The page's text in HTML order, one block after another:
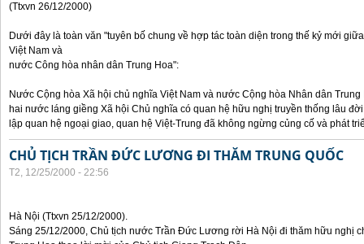
(Ttxvn 26/12/2000)
Dưới đây là toàn văn "tuyên bố chung về hợp tác toàn diện trong thế kỷ mới
Việt Nam và
nước Công hòa nhân dân Trung Hoa":
Nước Cộng hòa Xã hội chủ nghĩa Việt Nam và nước Cộng hòa Nhân dân
hai nước láng giềng Xã hội Chủ nghĩa có quan hệ hữu nghị truyền thống lâu
lập quan hệ ngoại giao, quan hệ Việt-Trung đã không ngừng củng cố và phát
CHỦ TỊCH TRẦN ĐỨC LƯƠNG ĐI THĂM TRUNG QUỐC
T2, 12/25/2000 - 22:56
Hà Nội (Ttxvn 25/12/2000).
Sáng 25/12/2000, Chủ tịch nước Trần Đức Lương rời Hà Nội đi thăm hữu nghị